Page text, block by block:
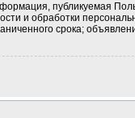
публикуемая
и обработки
срока;